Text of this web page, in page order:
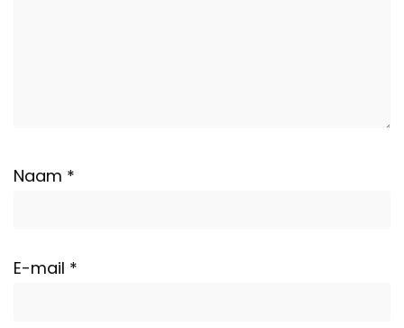
Naam *
E-mail *